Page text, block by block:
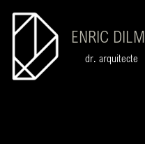
ENRIC
dr. arquitecte